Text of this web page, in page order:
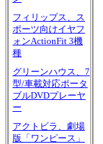
フィリップス、ス
ポーツ向けイヤフ
ォンActionFit 3機
種
グリーンハウス、7
型/車載対応ポータ
ブルDVDプレーヤ
ー
アクトビラ、劇場
版「ワンピース」